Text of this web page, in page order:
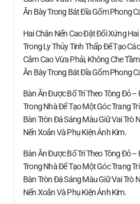
Ăn Bày Trong Bát Đĩa Gốm Phong
Hai Chân Nến Cao Đặt Đối Xứng
Trong Ly Thủy Tinh Thấp Để Tạo
Cắm Cao Vừa Phải, Không Che
Ăn Bày Trong Bát Đĩa Gốm Phong
Bàn Ăn Được Bố Trí Theo Tông Đỏ
Trong Nhà Để Tạo Một Góc Trang
Bàn Tròn Đá Sáng Màu Giữ Vai Trò
Nến Xoắn Và Phụ Kiện Ánh Kim.
Bàn Ăn Được Bố Trí Theo Tông Đỏ
Trong Nhà Để Tạo Một Góc Trang
Bàn Tròn Đá Sáng Màu Giữ Vai Trò
Nến Xoắn Và Phụ Kiện Ánh Kim.